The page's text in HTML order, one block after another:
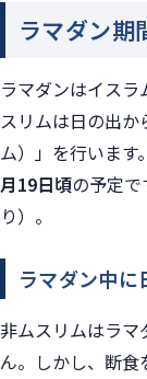
ラマダン期
ラマダンはイス
スリムは日の出か
ム）」を行います。
月19日頃の予定
り）。
ラマダン中に
非ムスリムはラマ
ん。しかし、断